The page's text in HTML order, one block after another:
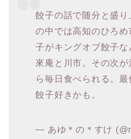
餃子の話で随分と盛
の中では高知のひろ
子がキングオブ餃子
來庵と川市。その次
ら毎日食べられる。
餃子好きかも。
— あゆ＊の＊すけ